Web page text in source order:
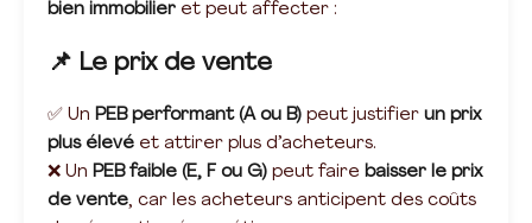
bien immobilier et peut affecter :
📌 Le prix de vente
✅ Un PEB performant (A ou B) peut justifier un prix
plus élevé et attirer plus d’acheteurs.
❌ Un PEB faible (E, F ou G) peut faire baisser le prix
de vente, car les acheteurs anticipent des coûts